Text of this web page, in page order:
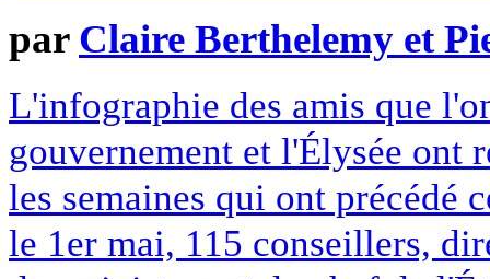
par Claire Berthelemy et
L'infographie des amis que
gouvernement et l'Élysée ont
les semaines qui ont précédé
le 1er mai, 115 conseillers,